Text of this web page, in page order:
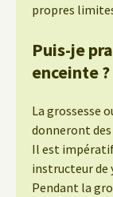
propres
Puis-je
enceinte ?
La grossesse
donneront
Il est
instructeur de
Pendant la